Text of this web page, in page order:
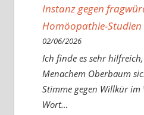
Instanz gegen
Homöopathie-Studien
02/06/2026
Ich finde es sehr
Menachem Oberbaum
Stimme gegen Willkür im
Wort…